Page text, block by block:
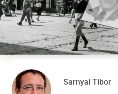
Sarnyai Tibor